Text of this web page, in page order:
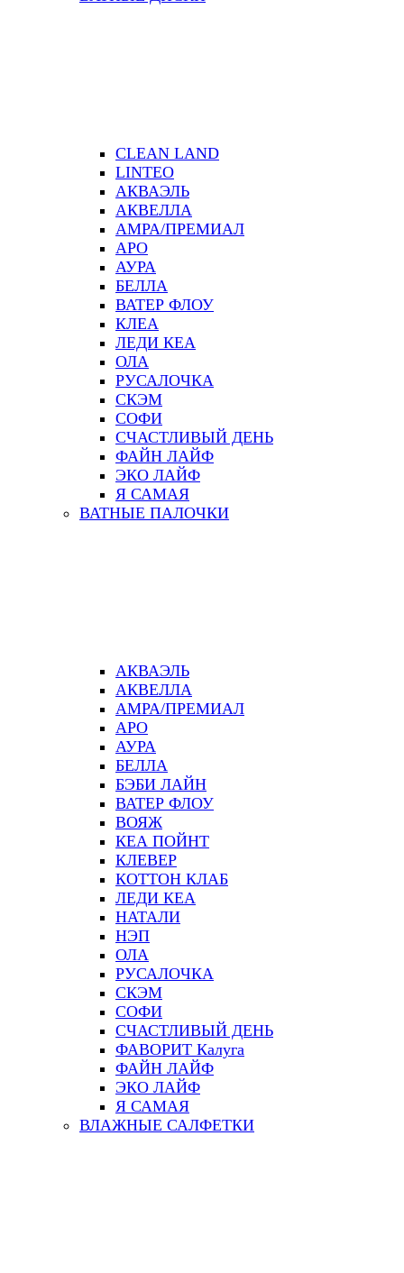
CLEAN LAND
LINTEO
АКВАЭЛЬ
АКВЕЛЛА
АМРА/ПРЕМИАЛ
АРО
АУРА
БЕЛЛА
ВАТЕР ФЛОУ
КЛЕА
ЛЕДИ КЕА
ОЛА
РУСАЛОЧКА
СКЭМ
СОФИ
СЧАСТЛИВЫЙ ДЕНЬ
ФАЙН ЛАЙФ
ЭКО ЛАЙФ
Я САМАЯ
ВАТНЫЕ ПАЛОЧКИ
АКВАЭЛЬ
АКВЕЛЛА
АМРА/ПРЕМИАЛ
АРО
АУРА
БЕЛЛА
БЭБИ ЛАЙН
ВАТЕР ФЛОУ
ВОЯЖ
КЕА ПОЙНТ
КЛЕВЕР
КОТТОН КЛАБ
ЛЕДИ КЕА
НАТАЛИ
НЭП
ОЛА
РУСАЛОЧКА
СКЭМ
СОФИ
СЧАСТЛИВЫЙ ДЕНЬ
ФАВОРИТ Калуга
ФАЙН ЛАЙФ
ЭКО ЛАЙФ
Я САМАЯ
ВЛАЖНЫЕ САЛФЕТКИ